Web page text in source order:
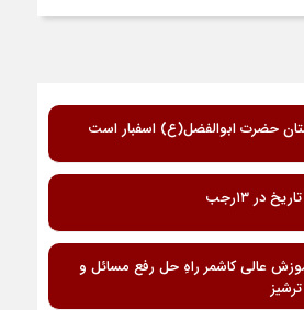
حضرت ابوالفضل(ع) اسفبار است
در ۱۳رجب
عالی کاشمر راهِ حل رفع مسائل و